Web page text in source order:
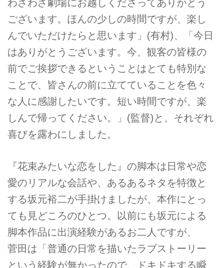
わざわざ劇場にお越しくださってありがとう
ございます。ほんの少しの時間ですが、楽し
んでいただけたらと思います」(有村)、「今日
はありがとうございます。今、観客の皆様の
前でご挨拶できるということはとても特別な
ことで、皆さんの前に立てていることを色々
な人に感謝したいです。短い時間ですが、楽
しんで帰ってください。」(監督)と、それぞれ
喜びを露わにしました。
『花束みたいな恋をした』の脚本は日常や恋
愛のリアルな会話や、あるあるネタを特徴と
する坂元裕二が手掛けましたが、本作にとっ
ても見どころのひとつ。以前にも坂元による
脚本作品に出演経験があるお二人ですが、
菅田は「普通の日常を描いたラブストーリー
という経験が無かったので、ドキドキする瞬